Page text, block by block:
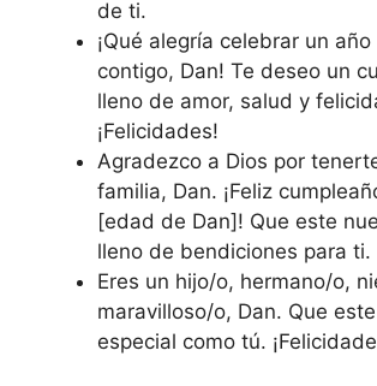
de ti.
¡Qué alegría celebrar un
contigo, Dan! Te deseo un
lleno de amor, salud y
¡Felicidades!
Agradezco a Dios por
familia, Dan. ¡Feliz
[edad de Dan]! Que este
lleno de bendiciones para ti.
Eres un hijo/o, hermano/o,
maravilloso/o, Dan. Que
especial como tú.